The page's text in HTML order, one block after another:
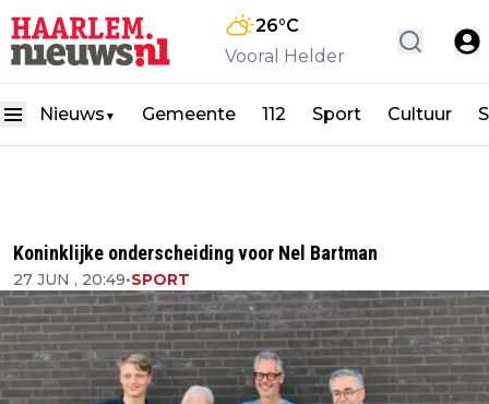
26°C
Vooral Helder
Nieuws ▼ Gemeente 112 Sport Cultuur
Koninklijke onderscheiding voor Nel Bartman
27 JUN , 20:49•SPORT